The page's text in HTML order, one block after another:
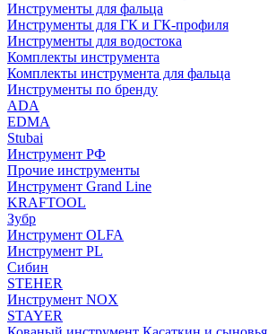
Инструменты для фальца
Инструменты для ГК и ГК-профиля
Инструменты для водостока
Комплекты инструмента
Комплекты инструмента для фальца
Инструменты по бренду
ADA
EDMA
Stubai
Инструмент РФ
Прочие инструменты
Инструмент Grand Line
KRAFTOOL
Зубр
Инструмент OLFA
Инструмент PL
Сибин
STEHER
Инструмент NOX
STAYER